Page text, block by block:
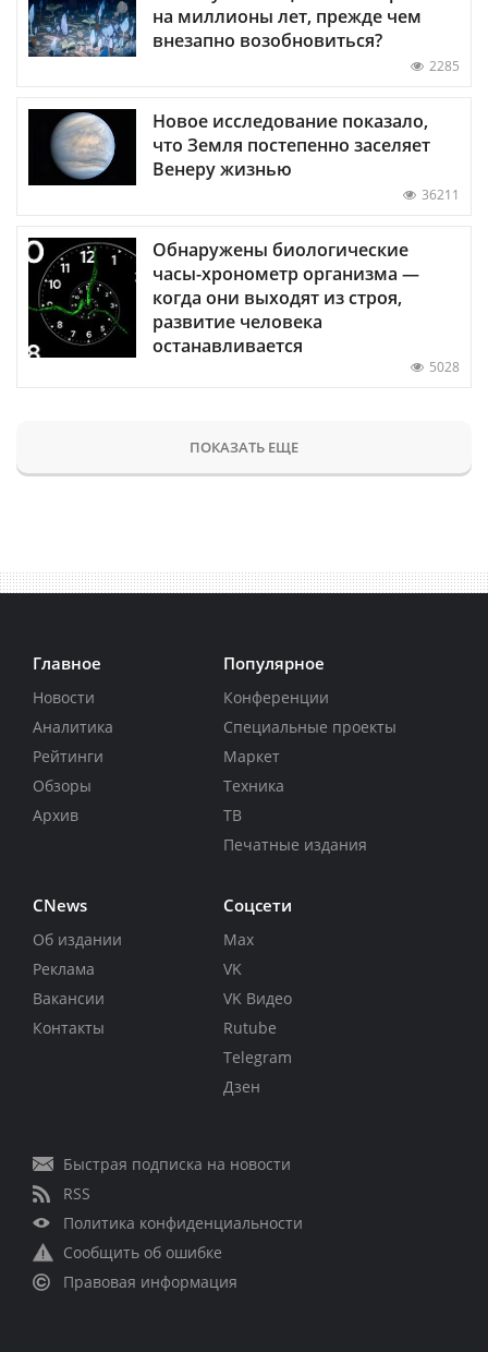
на миллионы лет, прежде чем
внезапно возобновиться?
2285
Новое исследование показало,
что Земля постепенно заселяет
Венеру жизнью
36211
Обнаружены биологические
часы-хронометр организма —
когда они выходят из строя,
развитие человека
останавливается
5028
ПОКАЗАТЬ ЕЩЕ
Главное
Новости
Аналитика
Рейтинги
Обзоры
Архив
Популярное
Конференции
Специальные проекты
Маркет
Техника
ТВ
Печатные издания
CNews
Об издании
Реклама
Вакансии
Контакты
Соцсети
Max
VK
VK Видео
Rutube
Telegram
Дзен
Быстрая подписка на новости
RSS
Политика конфиденциальности
Сообщить об ошибке
Правовая информация